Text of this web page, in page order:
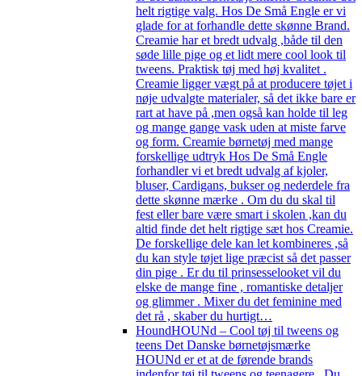
helt rigtige valg. Hos De Små Engle er vi
glade for at forhandle dette skønne Brand.
Creamie har et bredt udvalg ,både til den
søde lille pige og et lidt mere cool look til
tweens. Praktisk tøj med høj kvalitet .
Creamie ligger vægt på at producere tøjet i
nøje udvalgte materialer, så det ikke bare er
rart at have på ,men også kan holde til leg
og mange gange vask uden at miste farve
og form. Creamie børnetøj med mange
forskellige udtryk Hos De Små Engle
forhandler vi et bredt udvalg af kjoler,
bluser, Cardigans, bukser og nederdele fra
dette skønne mærke . Om du du skal til
fest eller bare være smart i skolen ,kan du
altid finde det helt rigtige sæt hos Creamie.
De forskellige dele kan let kombineres ,så
du kan style tøjet lige præcist så det passer
din pige . Er du til prinsesselooket vil du
elske de mange fine , romantiske detaljer
og glimmer . Mixer du det feminine med
det rå , skaber du hurtigt…
HoundHOUNd – Cool tøj til tweens og
teens Det Danske børnetøjsmærke
HOUNd er et at de førende brands